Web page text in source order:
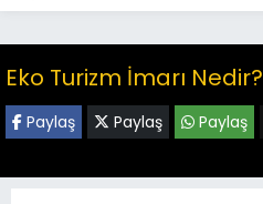
Eko Turizm İmarı Nedir?
Paylaş Paylaş Paylaş